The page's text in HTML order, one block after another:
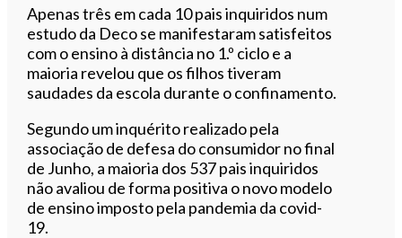
Ouvir este artigo
Apenas três em cada 10 pais inquiridos num
estudo da Deco se manifestaram satisfeitos
com o ensino à distância no 1.º ciclo e a
maioria revelou que os filhos tiveram
saudades da escola durante o confinamento.
Segundo um inquérito realizado pela
associação de defesa do consumidor no final
de Junho, a maioria dos 537 pais inquiridos
não avaliou de forma positiva o novo modelo
de ensino imposto pela pandemia da covid-
19.